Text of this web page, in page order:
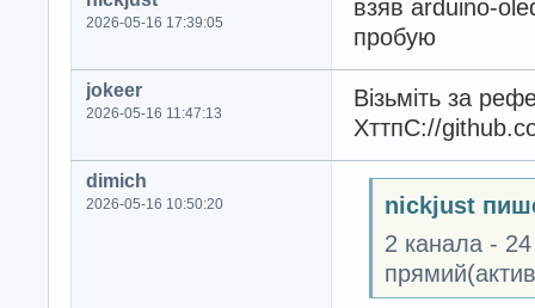
2026-05-16 17:39:05
взяв arduino-
пробую
jokeer
2026-05-16 11:47:13
Візьміть за
ХттпС://
dimich
2026-05-16 10:50:20
nickjust
2 канала -